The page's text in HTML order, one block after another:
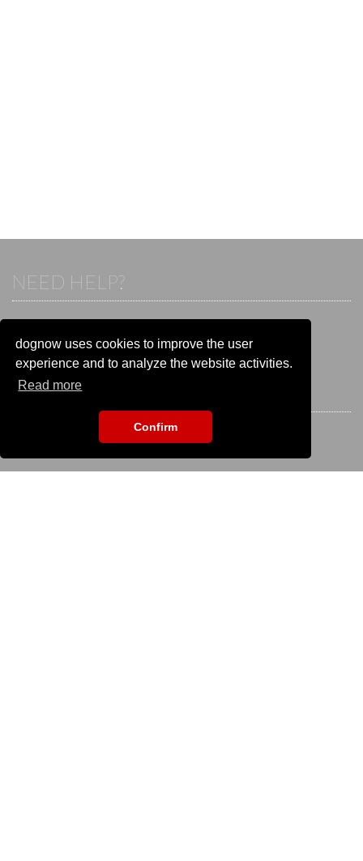
dognow uses cookies to improve the user
experience and to analyze the website activities.
Read more
Confirm
NEED HELP?
Otherwise visit our help and contact center:
Go to the
help and contact center
STAY CONNECTED